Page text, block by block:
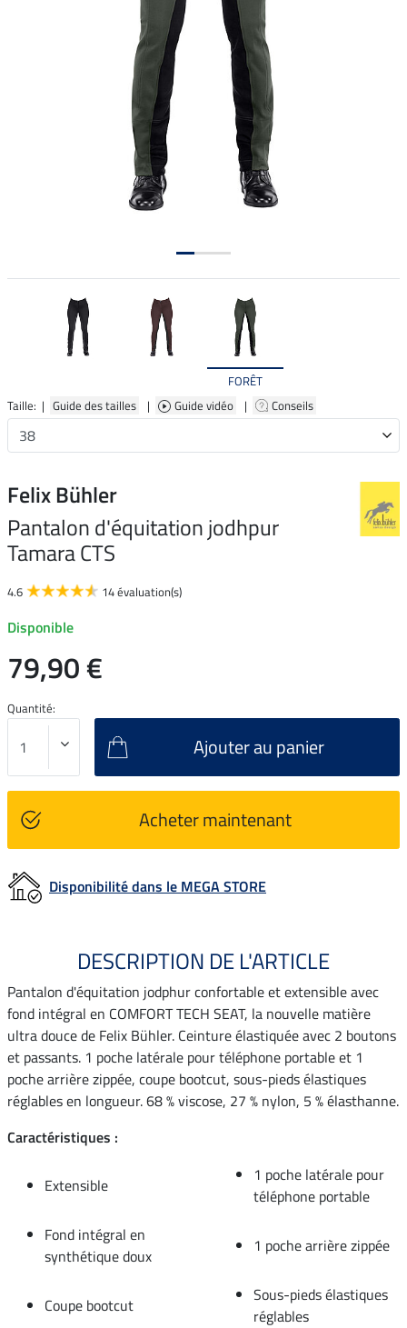
FORÊT
Taille: | Guide des tailles | Guide vidéo | Conseils
Felix Bühler
Pantalon d'équitation jodhpur
Tamara CTS
4.6 14 évaluation(s)
Disponible
79,90 €
Quantité:
Ajouter au panier
Acheter maintenant
Disponibilité dans le MEGA STORE
DESCRIPTION DE L'ARTICLE
Pantalon d'équitation jodphur confortable et extensible avec
fond intégral en COMFORT TECH SEAT, la nouvelle matière
ultra douce de Felix Bühler. Ceinture élastiquée avec 2 boutons
et passants. 1 poche latérale pour téléphone portable et 1
poche arrière zippée, coupe bootcut, sous-pieds élastiques
réglables en longueur. 68 % viscose, 27 % nylon, 5 % élasthanne.
Caractéristiques :
Extensible
1 poche latérale pour
téléphone portable
Fond intégral en
synthétique doux
1 poche arrière zippée
Coupe bootcut
Sous-pieds élastiques
réglables